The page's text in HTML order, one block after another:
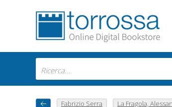
Fabrizio Serra
La Fragola,